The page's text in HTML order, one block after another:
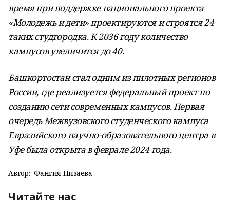
время при поддержке национального проекта
«Молодежь и дети» проектируются и строятся 24
таких студгородка. К 2036 году количество
кампусов увеличится до 40.
Башкортостан стал одним из пилотных регионов
России, где реализуется федеральный проект по
созданию сети современных кампусов. Первая
очередь Межвузовского студенческого кампуса
Евразийского научно-образовательного центра в
Уфе была открыта в феврале 2024 года.
Автор: Фангия Низаева
Читайте нас